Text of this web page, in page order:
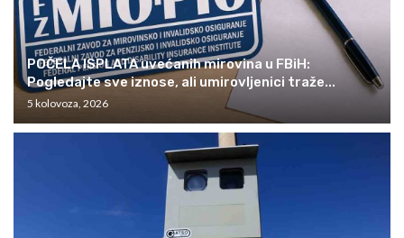
POČELA ISPLATA uvećanih mirovina u FBiH:
Pogledajte sve iznose, ali umirovljenici traže...
5 kolovoza, 2026